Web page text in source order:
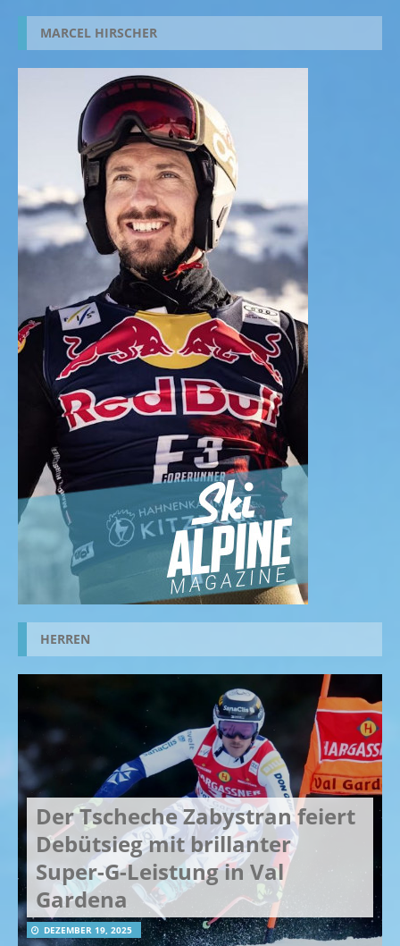
MARCEL HIRSCHER
HERREN
Der Tscheche Zabystran feiert
Debütsieg mit brillanter
Super-G-Leistung in Val
Gardena
DEZEMBER 19, 2025